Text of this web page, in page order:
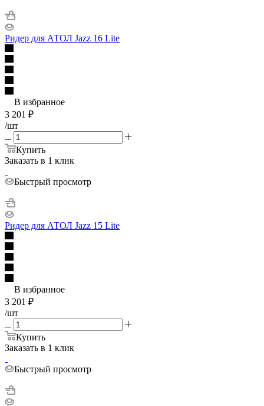
Ридер для АТОЛ Jazz 16 Lite
В избранное
3 201 ₽
/шт
Купить
Заказать в 1 клик
Быстрый просмотр
Ридер для АТОЛ Jazz 15 Lite
В избранное
3 201 ₽
/шт
Купить
Заказать в 1 клик
Быстрый просмотр